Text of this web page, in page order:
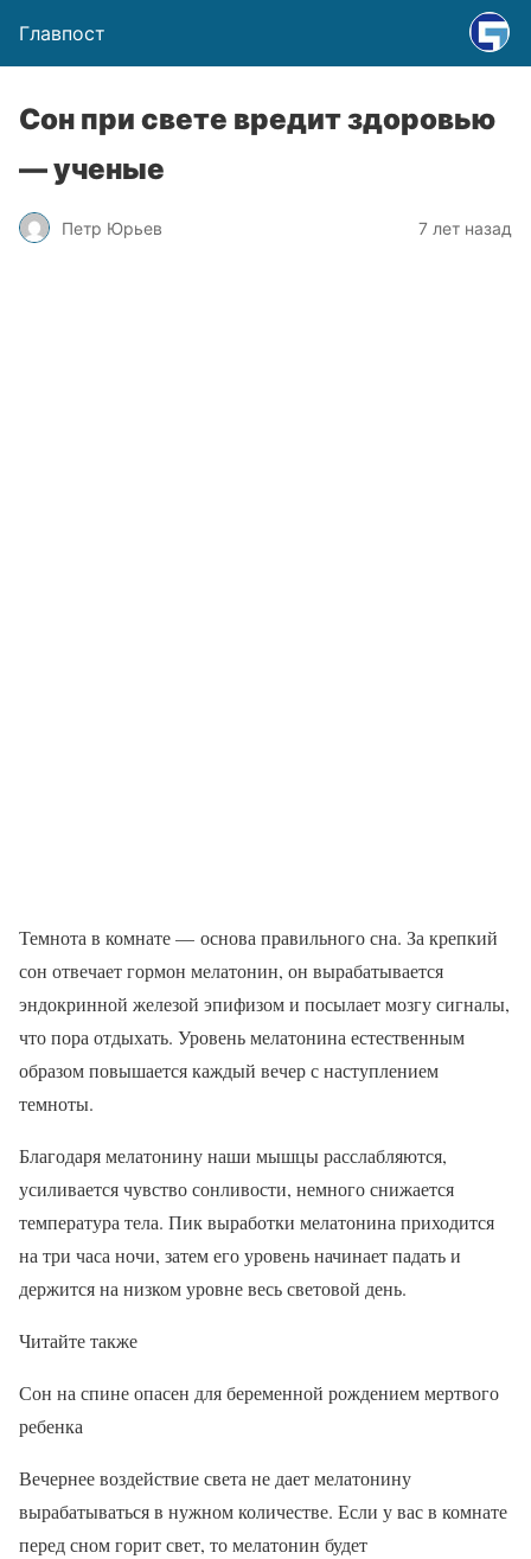
Главпост
Сон при свете вредит здоровью
— ученые
Петр Юрьев 7 лет назад
Темнота в комнате — основа правильного сна. За крепкий
сон отвечает гормон мелатонин, он вырабатывается
эндокринной железой эпифизом и посылает мозгу сигналы,
что пора отдыхать. Уровень мелатонина естественным
образом повышается каждый вечер с наступлением
темноты.
Благодаря мелатонину наши мышцы расслабляются,
усиливается чувство сонливости, немного снижается
температура тела. Пик выработки мелатонина приходится
на три часа ночи, затем его уровень начинает падать и
держится на низком уровне весь световой день.
Читайте также
Сон на спине опасен для беременной рождением мертвого
ребенка
Вечернее воздействие света не дает мелатонину
вырабатываться в нужном количестве. Если у вас в комнате
перед сном горит свет, то мелатонин будет